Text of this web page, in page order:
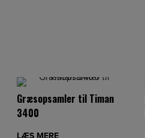
Græsopsamler til Timan
3400